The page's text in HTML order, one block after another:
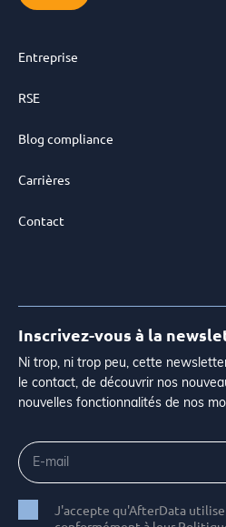
Entreprise
RSE
Blog compliance
Carrières
Contact
Inscrivez-vous à la
Ni trop, ni trop peu, cette
le contact, de découvrir nos
nouvelles fonctionnalités de nos
J'accepte qu'AfterData